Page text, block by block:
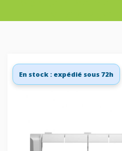
En stock : expédié sous 72h